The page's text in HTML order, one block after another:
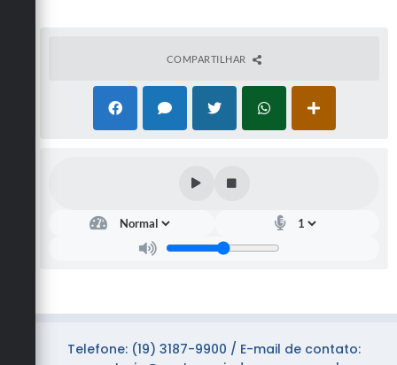
COMPARTILHAR
Telefone: (19) 3187-9900 / E-mail de contato: